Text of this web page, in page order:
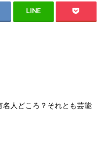
名人どころ？それとも芸能